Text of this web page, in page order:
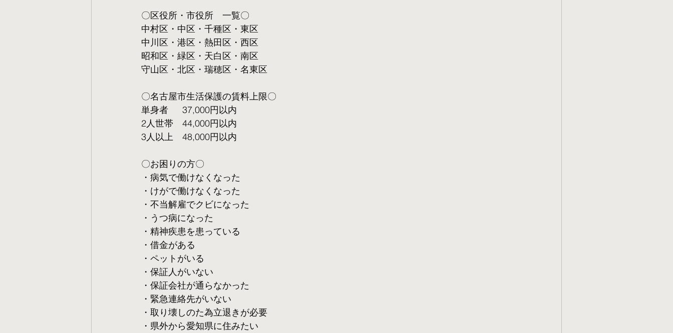
〇区役所・市役所　一覧〇
中村区・中区・千種区・東区
中川区・港区・熱田区・西区
昭和区・緑区・天白区・南区
守山区・北区・瑞穂区・名東区
〇名古屋市生活保護の賃料上限〇
単身者  　37,000円以内
2人世帯　44,000円以内
3人以上　48,000円以内
〇お困りの方〇
・病気で働けなくなった
・けがで働けなくなった
・不当解雇でクビになった
・うつ病になった
・精神疾患を患っている
・借金がある
・ペットがいる
・保証人がいない
・保証会社が通らなかった
・緊急連絡先がいない
・取り壊しのた為立退きが必要
・県外から愛知県に住みたい